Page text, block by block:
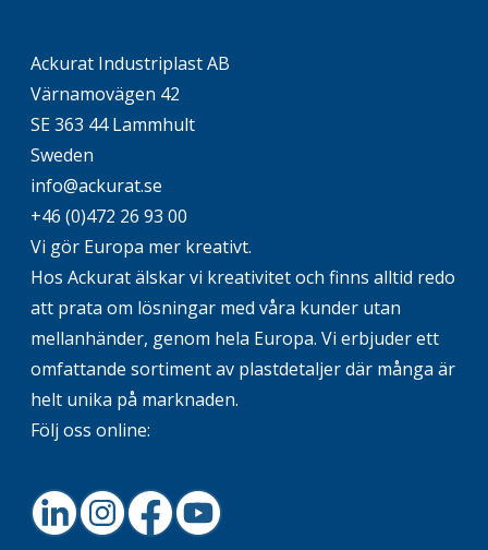
Ackurat Industriplast AB
Värnamovägen 42
SE 363 44 Lammhult
Sweden
info@ackurat.se
+46 (0)472 26 93 00
Vi gör Europa mer kreativt.
Hos Ackurat älskar vi kreativitet och finns alltid redo
att prata om lösningar med våra kunder utan
mellanhänder, genom hela Europa. Vi erbjuder ett
omfattande sortiment av plastdetaljer där många är
helt unika på marknaden.
Följ oss online:
LinkedInInstagramFacebookYoutube